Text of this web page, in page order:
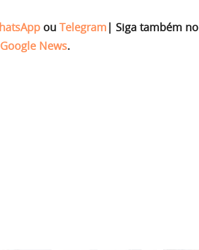
ou Telegram | Siga também no
Google News.